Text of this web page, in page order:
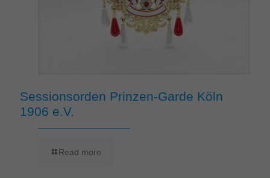
Sessionsorden Prinzen-Garde Köln
1906 e.V.
Read more